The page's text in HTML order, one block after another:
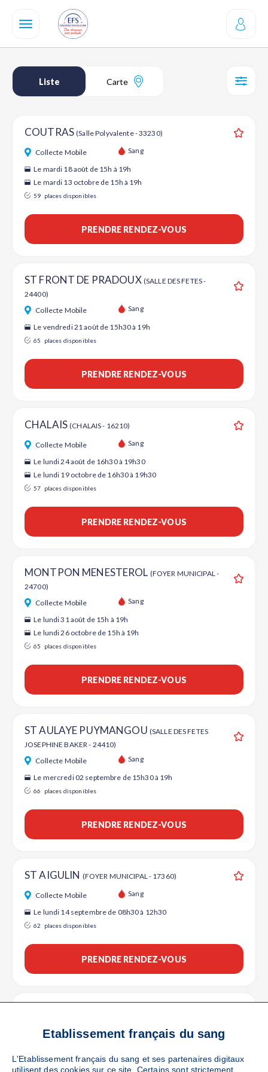
contenu
Liste Carte
COUTRAS(Salle Polyvalente - 33230)
Collecte Mobile Sang
Le mardi 18 août de 15h à 19h
Le mardi 13 octobre de 15h à 19h
59 places disponibles
PRENDRE RENDEZ-VOUS
ST FRONT DE PRADOUX (SALLE DES FETES -
24400)
Collecte Mobile Sang
Le vendredi 21 août de 15h30 à 19h
65 places disponibles
PRENDRE RENDEZ-VOUS
CHALAIS(CHALAIS - 16210)
Collecte Mobile Sang
Le lundi 24 août de 16h30 à 19h30
Le lundi 19 octobre de 16h30 à 19h30
57 places disponibles
PRENDRE RENDEZ-VOUS
MONTPON MENESTEROL (FOYER MUNICIPAL -
24700)
Collecte Mobile Sang
Le lundi 31 août de 15h à 19h
Le lundi 26 octobre de 15h à 19h
65 places disponibles
PRENDRE RENDEZ-VOUS
ST AULAYE PUYMANGOU (SALLE DES FETES
JOSEPHINE BAKER - 24410)
Collecte Mobile Sang
Le mercredi 02 septembre de 15h30 à 19h
66 places disponibles
PRENDRE RENDEZ-VOUS
ST AIGULIN (FOYER MUNICIPAL - 17360)
Collecte Mobile Sang
Le lundi 14 septembre de 08h30 à 12h30
62 places disponibles
PRENDRE RENDEZ-VOUS
Collecte Mobile Sang
Etablissement français du sang
L'Etablissement français du sang et ses partenaires digitaux
utilisent des cookies sur ce site. Certains sont strictement